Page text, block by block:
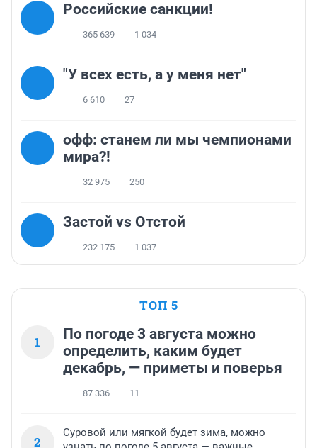
Российские санкции!
365 639 1 034
"У всех есть, а у меня нет"
6 610 27
офф: станем ли мы чемпионами
мира?!
32 975 250
Застой vs Отстой
232 175 1 037
ТОП 5
1
По погоде 3 августа можно
определить, каким будет
декабрь, — приметы и поверья
87 336 11
2
Суровой или мягкой будет зима, можно